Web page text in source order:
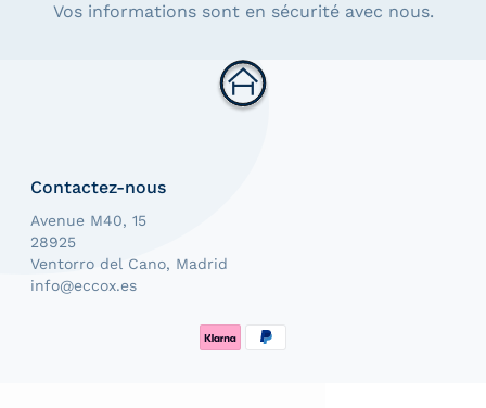
Contactez-nous
Avenue M40, 15
28925
Ventorro del Cano, Madrid
info@eccox.es
Vos informations sont en sécurité avec nous.